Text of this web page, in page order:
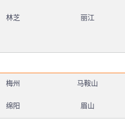
林芝 丽江
梅州 马鞍山
绵阳 眉山